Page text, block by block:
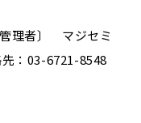
理者〕 マジセミ
：03-6721-8548